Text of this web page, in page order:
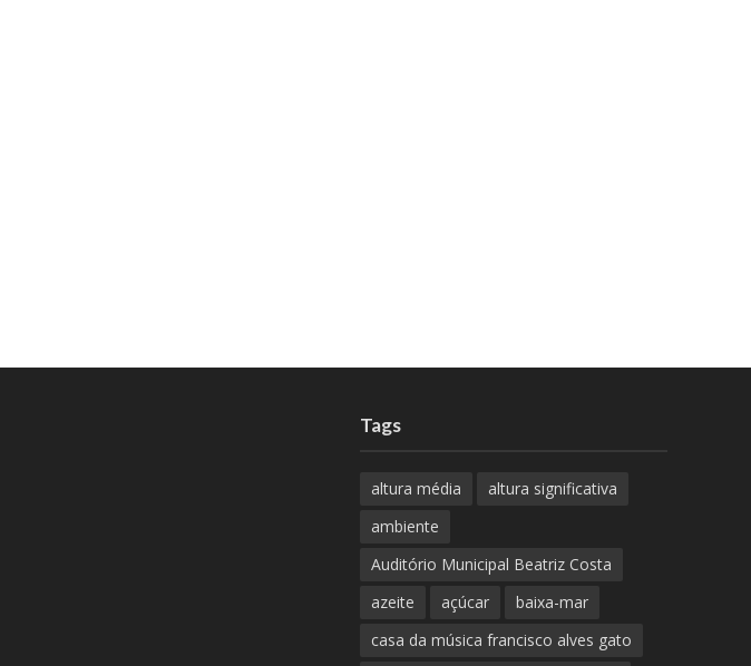
Tags
altura média
altura significativa
ambiente
Auditório Municipal Beatriz Costa
azeite
açúcar
baixa-mar
casa da música francisco alves gato